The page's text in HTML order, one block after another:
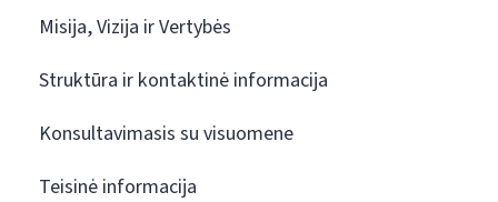
Misija, Vizija ir Vertybės
Struktūra ir kontaktinė informacija
Konsultavimasis su visuomene
Teisinė informacija